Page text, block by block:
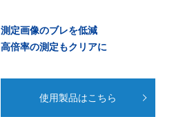
測定画像のブレを低減
高倍率の測定もクリアに
使用製品はこちら